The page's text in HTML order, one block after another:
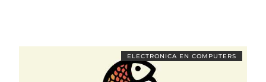
ELECTRONICA EN COMPUTERS